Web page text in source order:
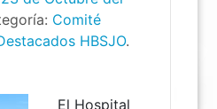
Comité
HBSJO.
El Hospital